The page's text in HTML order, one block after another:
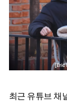
최근 유튜브 채